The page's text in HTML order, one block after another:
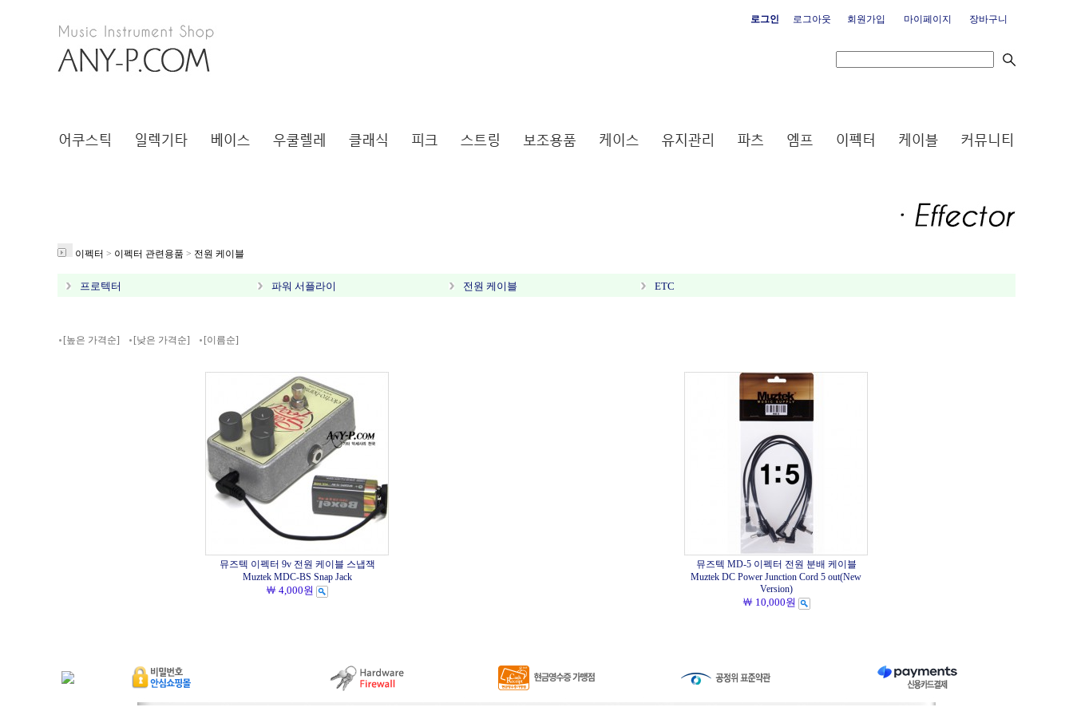
로그인 로그아웃 회원가입 마이페이지 장바구니
이펙터 > 이펙터 관련용품 > 전원 케이블
프로텍터 파워 서플라이 전원 케이블 ETC
[높은 가격순] [낮은 가격순] [이름순]
뮤즈텍 이펙터 9v 전원 케이블 스냅잭
Muztek MDC-BS Snap Jack
￦ 4,000원
뮤즈텍 MD-5 이펙터 전원 분배 케이블
Muztek DC Power Junction Cord 5 out(New
Version)
￦ 10,000원